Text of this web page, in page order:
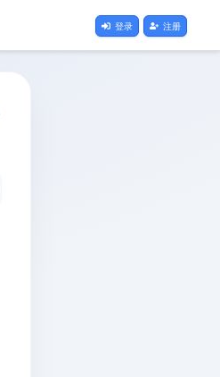
登录 注册